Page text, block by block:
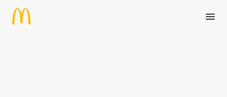
Zum Hauptinhalt springen